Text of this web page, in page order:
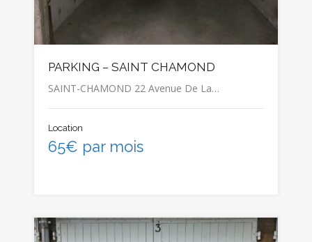
PARKING – SAINT CHAMOND
SAINT-CHAMOND 22 Avenue De La…
Location
65€ par mois